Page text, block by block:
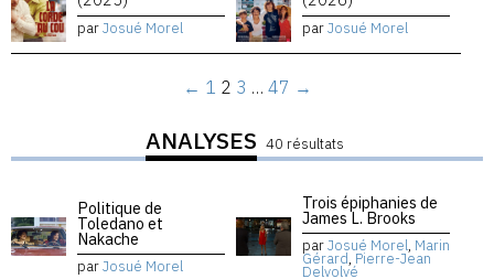
parJosué Morel parJosué Morel
← 1 2 3 … 47 →
ANALYSES 40 résultats
Politique de
Toledano et
Nakache
parJosué Morel
Trois épiphanies de
James L. Brooks
parJosué Morel, Marin
Gérard, Pierre-Jean
Delvolvé